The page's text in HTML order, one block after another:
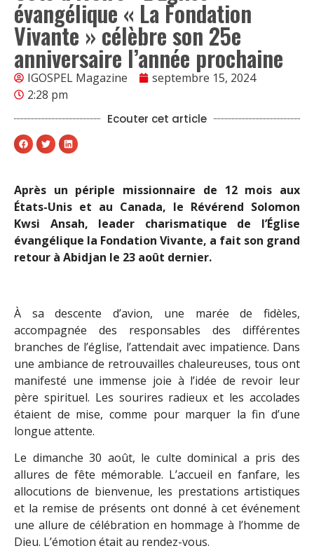
évangélique « La Fondation
Vivante » célèbre son 25e
anniversaire l’année prochaine
IGOSPEL Magazine
septembre 15, 2024
2:28 pm
Ecouter cet article
Après un périple missionnaire de 12 mois aux
États-Unis et au Canada, le Révérend Solomon
Kwsi Ansah, leader charismatique de l’Église
évangélique la Fondation Vivante, a fait son grand
retour à Abidjan le 23 août dernier.
À sa descente d’avion, une marée de fidèles,
accompagnée des responsables des différentes
branches de l’église, l’attendait avec impatience. Dans
une ambiance de retrouvailles chaleureuses, tous ont
manifesté une immense joie à l’idée de revoir leur
père spirituel. Les sourires radieux et les accolades
étaient de mise, comme pour marquer la fin d’une
longue attente.
Le dimanche 30 août, le culte dominical a pris des
allures de fête mémorable. L’accueil en fanfare, les
allocutions de bienvenue, les prestations artistiques
et la remise de présents ont donné à cet événement
une allure de célébration en hommage à l’homme de
Dieu. L’émotion était au rendez-vous.